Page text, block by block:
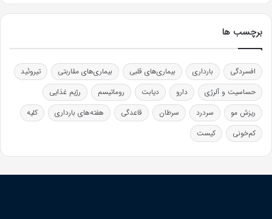
برچسب ها
افسردگی بارداری بیماری‌های قلبی بیماری‌های مقاربتی
تیروئید
حساسیت و آلرژی
دارو دیابت روماتیسم
رژیم غذایی
ریزش مو
سردرد سرطان قاعدگی هفته‌های بارداری
کلیه
کم‌خونی
کیست